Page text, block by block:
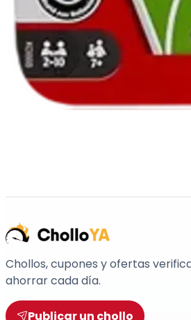
Chollos, cupones y ofertas
ahorrar cada día.
Publicar un chollo